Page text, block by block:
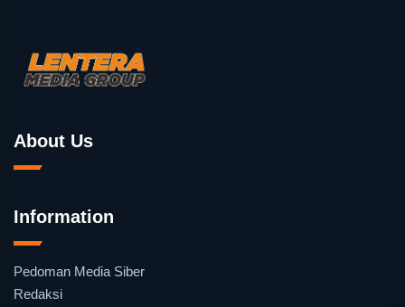
About Us
Information
Pedoman Media Siber
Redaksi